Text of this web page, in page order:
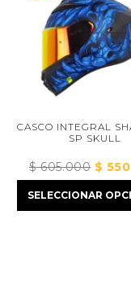
CASCO INTEGRAL
SP SKULL
605.000El
precio
original
$
SELECCIONAR